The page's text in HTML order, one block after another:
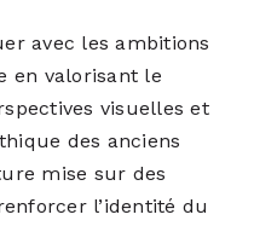
avec les ambitions
en valorisant le
visuelles et
des anciens
mise sur des
l’identité du